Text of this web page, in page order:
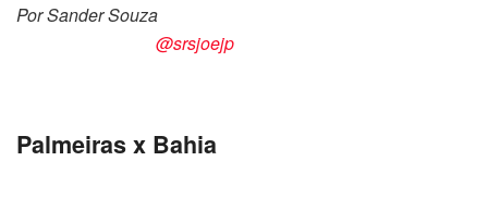
Por Sander Souza
@srsjoejp
Palmeiras x Bahia